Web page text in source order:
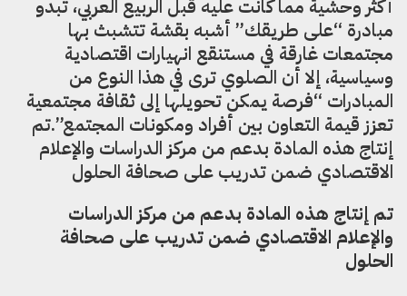
أكثر وحشية مما كانت عليه قبل الربيع العربي، تبدو
مبادرة “على طريقك” أشبه بقشة تتشبث بها
مجتمعات غارقة في مستنقع انهيارات اقتصادية
وسياسية، إلا أن الصلوي ترى في هذا النوع من
المبادرات “فرصة يمكن تحويلها إلى ثقافة مجتمعية
تعزز قيمة التعاون بين أفراد ومكونات المجتمع”.تم
إنتاج هذه المادة بدعم من مركز الدراسات والإعلام
الاقتصادي ضمن تدريب على صحافة الحلول
تم إنتاج هذه المادة بدعم من مركز الدراسات
والإعلام الاقتصادي ضمن تدريب على صحافة
الحلول